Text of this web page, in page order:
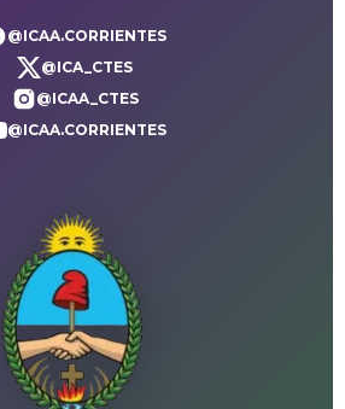
@ICAA.CORRIENTES
@ICA_CTES
@ICAA_CTES
@ICAA.CORRIENTES